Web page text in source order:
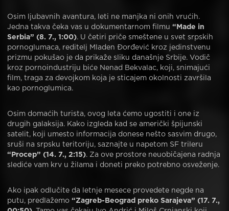
Osim ljubavnih avantura, leti ne manjka ni onih vrućih.
Jedna takva čeka vas u dokumentarnom filmu “Made in
Serbia” (8. 7., 1:00). U četiri priče smeštene u svet srpskih
pornoglumaca, reditelj Mladen Đorđević kroz jedinstvenu
prizmu pokušao je da prikaže sliku današnje Srbije. Vodič
kroz pornoindustriju biće Nenad Bekvalac, koji, snimajući
film, traga za devojkom koja je sticajem okolnosti završila
kao pornoglumica.
Osim domaćih turista, ovog leta ćemo ugostiti i one iz
drugih galaksija. Kako izgleda kad se američki špijunski
satelit, koji umesto informacija donese nešto sasvim drugo,
sruši na srpsku teritoriju, saznajte u napetom SF trileru
“Procep” (14. 7., 2:15). Za ove prostore neuobičajena radnja
slediće vam krv u žilama i doneti preko potrebno osveženje.
Ako ipak odlučite da letnje mesece provedete negde na
putu, predlažemo “Zagreb-Beograd preko Sarajeva” (17. 7.,